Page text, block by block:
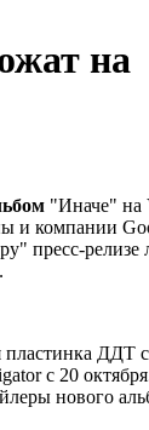
на
"Иначе" на
и компании
пресс-релизе
пластинка ДДТ
с 20
нового